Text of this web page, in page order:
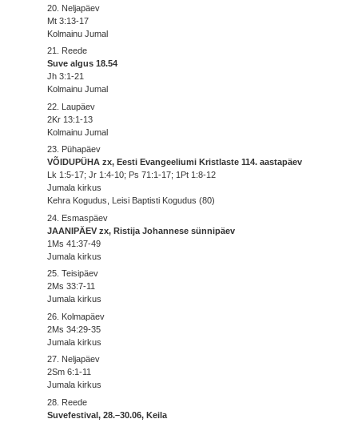
20. Neljapäev
Mt 3:13-17
Kolmainu Jumal
21. Reede
Suve algus 18.54
Jh 3:1-21
Kolmainu Jumal
22. Laupäev
2Kr 13:1-13
Kolmainu Jumal
23. Pühapäev
VÕIDUPÜHA zx, Eesti Evangeeliumi Kristlaste 114. aastapäev
Lk 1:5-17; Jr 1:4-10; Ps 71:1-17; 1Pt 1:8-12
Jumala kirkus
Kehra Kogudus, Leisi Baptisti Kogudus (80)
24. Esmaspäev
JAANIPÄEV zx, Ristija Johannese sünnipäev
1Ms 41:37-49
Jumala kirkus
25. Teisipäev
2Ms 33:7-11
Jumala kirkus
26. Kolmapäev
2Ms 34:29-35
Jumala kirkus
27. Neljapäev
2Sm 6:1-11
Jumala kirkus
28. Reede
Suvefestival, 28.–30.06, Keila